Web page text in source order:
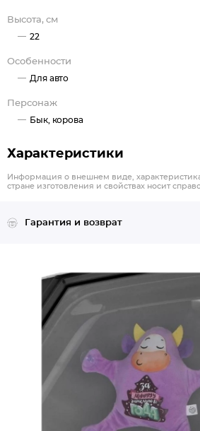
Высота, см
22
Особенности
Для авто
Персонаж
Бык, корова
Характеристики
Информация о внешнем виде,
стране изготовления и свойствах носит
Гарантия и возврат